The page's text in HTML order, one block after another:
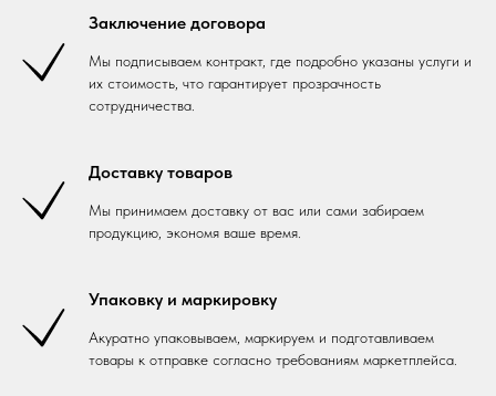
Заключение договора
Мы подписываем контракт, где подробно указаны услуги и
их стоимость, что гарантирует прозрачность
сотрудничества.
Доставку товаров
Мы принимаем доставку от вас или сами забираем
продукцию, экономя ваше время.
Упаковку и маркировку
Акуратно упаковываем, маркируем и подготавливаем
товары к отправке согласно требованиям маркетплейса.